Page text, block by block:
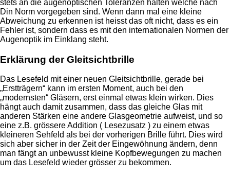
stets an die augenoptischen Toleranzen halten welche nach
Din Norm vorgegeben sind. Wenn dann mal eine kleine
Abweichung zu erkennen ist heisst das oft nicht, dass es ein
Fehler ist, sondern dass es mit den internationalen Normen der
Augenoptik im Einklang steht.
Erklärung der Gleitsichtbrille
Das Lesefeld mit einer neuen Gleitsichtbrille, gerade bei
„Erstträgern“ kann im ersten Moment, auch bei den
„modernsten“ Gläsern, erst einmal etwas klein wirken. Dies
hängt auch damit zusammen, dass das gleiche Glas mit
anderen Stärken eine andere Glasgeometrie aufweist, und so
eine z.B. grössere Addition ( Lesezusatz ) zu einem etwas
kleineren Sehfeld als bei der vorherigen Brille führt. Dies wird
sich aber sicher in der Zeit der Eingewöhnung ändern, denn
man fängt an unbewusst kleine Kopfbewegungen zu machen
um das Lesefeld wieder grösser zu bekommen.